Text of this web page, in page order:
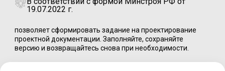
19.07.2022 г.
позволяет сформировать задание на проектирование
проектной документации. Заполняйте, сохраняйте
версию и возвращайтесь снова при необходимости.